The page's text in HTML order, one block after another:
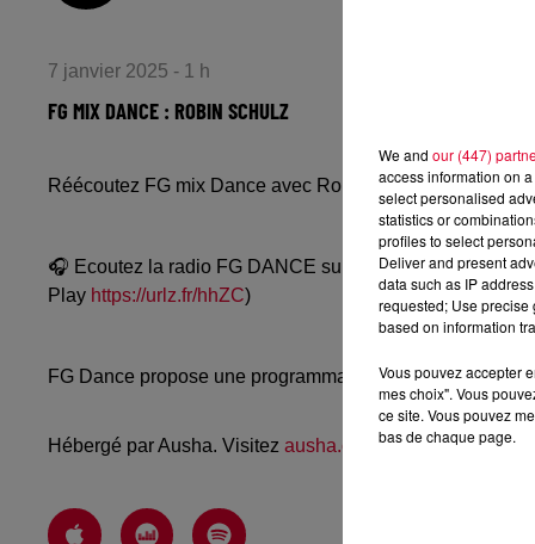
7 janvier 2025 - 1 h
FG MIX DANCE : ROBIN SCHULZ
Réécoutez FG mix Dance avec Robin Schulz du lundi 6
🎧 Ecoutez la radio FG DANCE sur
www.radiofg.com/fg-
Play https://urlz.fr/hhZC)
FG Dance propose une programmation dance, EDM,
Hébergé par Ausha. Visitez ausha.co/politique-de-
We and our (447)
access information on
select personalised
statistics or
profiles to select
Deliver and present
data such as IP
requested; Use precise
based on information
Vous pouvez accepter
mes choix". Vous
ce site. Vous pouvez
bas de chaque page.